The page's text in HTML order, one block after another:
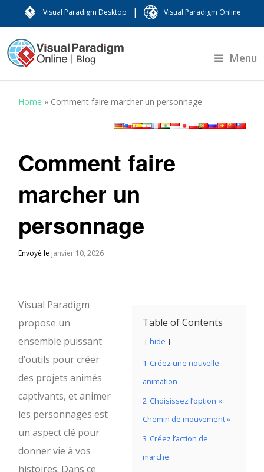
Visual Paradigm Desktop | Visual Paradigm Online
Menu
Home » Comment faire marcher un personnage
Comment faire
marcher un
personnage
Envoyé le janvier 10, 2026
Table of Contents
hide
1 Créez une nouvelle
animation
2 Choisissez l’option «
Chemin de mouvement »
3 Créez l’action de
marche
Visual Paradigm
propose un
ensemble puissant
d’outils pour créer
des projets animés
captivants, et animer
les personnages est
un aspect clé pour
donner vie à vos
histoires. Dans ce